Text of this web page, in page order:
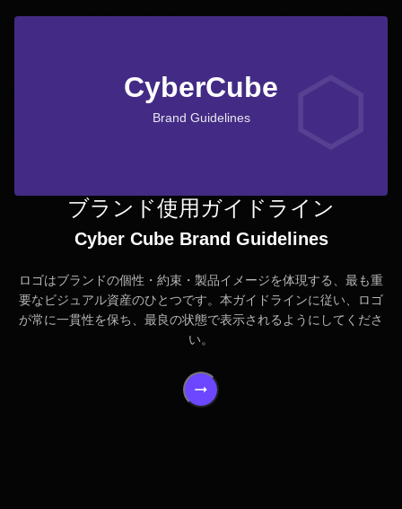
CyberCube
Brand Guidelines
ブランド使用ガイドライン
Cyber Cube Brand Guidelines
ロゴはブランドの個性・約束・製品イメージを体現する、最も重
要なビジュアル資産のひとつです。本ガイドラインに従い、ロゴ
が常に一貫性を保ち、最良の状態で表示されるようにしてくださ
い。